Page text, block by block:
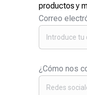
productos y
Correo
¿Cómo nos